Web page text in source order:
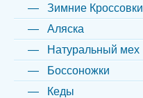
Зимние Кроссовки
Аляска
Натуральный мех
Боссоножки
Кеды